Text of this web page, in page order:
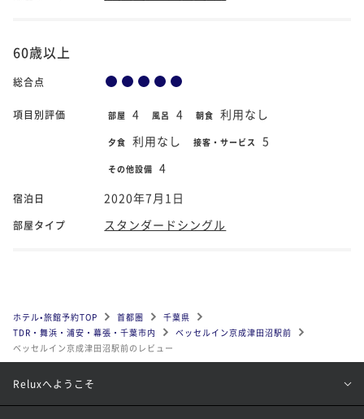
60歳以上
総合点
項目別評価 部屋 4 風呂 4 朝食 利用なし
夕食 利用なし 接客・サービス 5
その他設備 4
宿泊日 2020年7月1日
部屋タイプ スタンダードシングル
ホテル•旅館予約TOP 首都圏
千葉県
TDR・舞浜・浦安・幕張・千葉市内
ベッセルイン京成津田沼駅前
ベッセルイン京成津田沼駅前のレビュー
Reluxへようこそ